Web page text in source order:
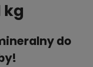
kg
do